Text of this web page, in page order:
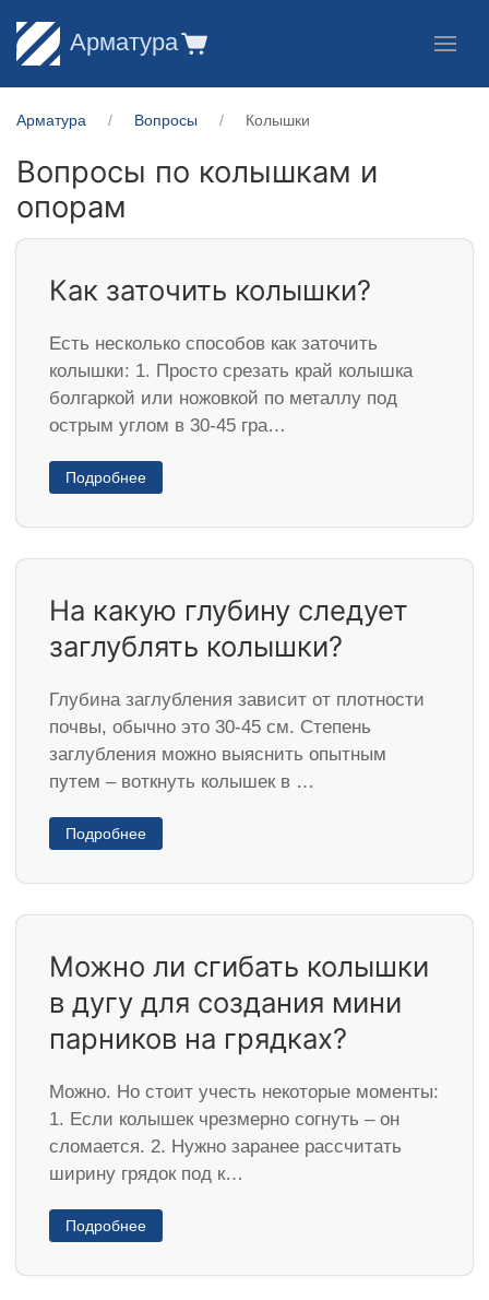
Арматура
Арматура Вопросы Колышки
Вопросы по колышкам и
опорам
Как заточить колышки?
Есть несколько способов как заточить
колышки: 1. Просто срезать край колышка
болгаркой или ножовкой по металлу под
острым углом в 30-45 гра…
Подробнее
На какую глубину следует
заглублять колышки?
Глубина заглубления зависит от плотности
почвы, обычно это 30-45 см. Степень
заглубления можно выяснить опытным
путем – воткнуть колышек в …
Подробнее
Можно ли сгибать колышки
в дугу для создания мини
парников на грядках?
Можно. Но стоит учесть некоторые моменты:
1. Если колышек чрезмерно согнуть – он
сломается. 2. Нужно заранее рассчитать
ширину грядок под к…
Подробнее